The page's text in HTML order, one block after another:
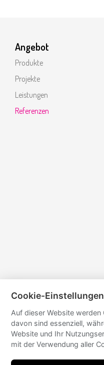
Angebot
Produkte
Projekte
Leistungen
Referenzen
Folgen Sie uns
Cookie-Einstellungen
Auf dieser Website
davon sind essenziell,
Website und Ihr
mit der Verwendung aller